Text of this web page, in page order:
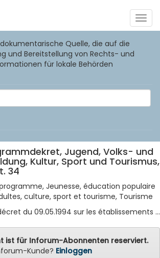
Quelle, die auf die
und Bereitstellung von Rechts- und
für lokale Behörden
Jugend, Volks- und
Kultur, Sport und Tourismus,
34
Jeunesse, éducation populaire
culture, sport et tourisme, Tourisme
du 09.05.1994 sur les établissements ...
ist für Inforum-Abonnenten reserviert.
Kunde? Einloggen